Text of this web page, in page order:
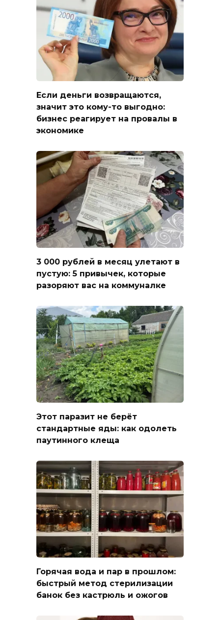
Если деньги возвращаются,
значит это кому-то выгодно:
бизнес реагирует на провалы в
экономике
3 000 рублей в месяц улетают в
пустую: 5 привычек, которые
разоряют вас на коммуналке
Этот паразит не берёт
стандартные яды: как одолеть
паутинного клеща
Горячая вода и пар в прошлом:
быстрый метод стерилизации
банок без кастрюль и ожогов